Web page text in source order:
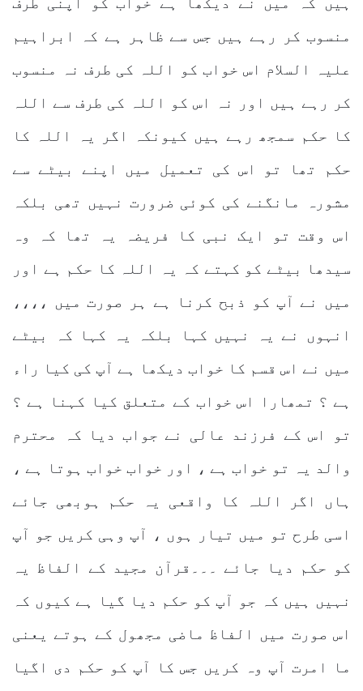
منسوب کر رہے ہیں جس سے ظاہر ہے کہ ابراہیم
علیہ السلام اس خواب کو اللہ کی طرف نہ منسوب
کر رہے ہیں اور نہ اس کو اللہ کی طرف سے اللہ
کا حکم سمجھ رہے ہیں کیونکہ اگر یہ اللہ کا
حکم تھا تو اس کی تعمیل میں اپنے بیٹے سے
مشورہ مانگنے کی کوئی ضرورت نہیں تھی بلکہ
اس وقت تو ایک نبی کا فریضہ یہ تھا کہ وہ
سیدھا بیٹے کو کہتے کہ یہ اللہ کا حکم ہے اور
میں نے آپ کو ذبح کرنا ہے ہر صورت میں ،،،،
انہوں نے یہ نہیں کہا بلکہ یہ کہا کہ بیٹے
میں نے اس قسم کا خواب دیکھا ہے آپ کی کیا راء
ہے ؟ تمھارا اس خواب کے متعلق کیا کہنا ہے ؟
تو اس کے فرزند عالی نے جواب دیا کہ محترم
والد یہ تو خواب ہے ، اور خواب خواب ہوتا ہے ،
ہاں اگر اللہ کا واقعی یہ حکم ہوبھی جائے
اسی طرح تو میں تیار ہوں ، آپ وہی کریں جو آپ
کو حکم دیا جائے ۔۔۔قرآن مجید کے الفاظ یہ
نہیں ہیں کہ جو آپ کو حکم دیا گیا ہے کیوں کہ
اس صورت میں الفاظ ماضی مجھول کے ہوتے یعنی
ما امرت آپ وہ کریں جس کا آپ کو حکم دی اگیا